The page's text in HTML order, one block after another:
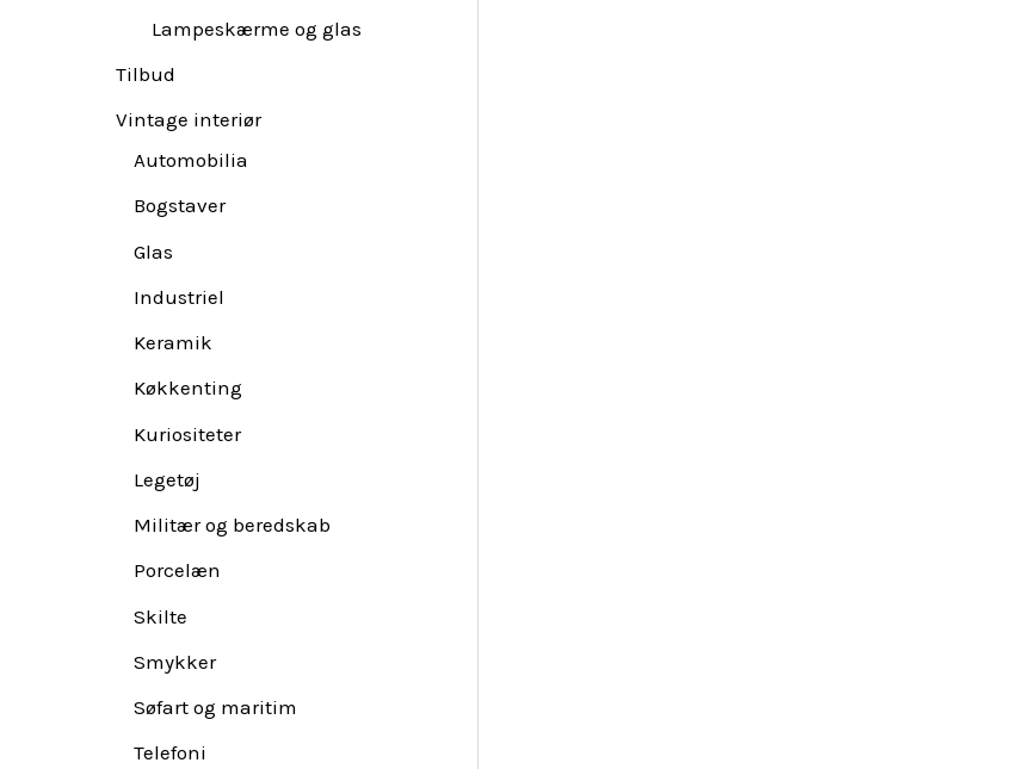
Lampeskærme og glas
Tilbud
Vintage interiør
Automobilia
Bogstaver
Glas
Industriel
Keramik
Køkkenting
Kuriositeter
Legetøj
Militær og beredskab
Porcelæn
Skilte
Smykker
Søfart og maritim
Telefoni